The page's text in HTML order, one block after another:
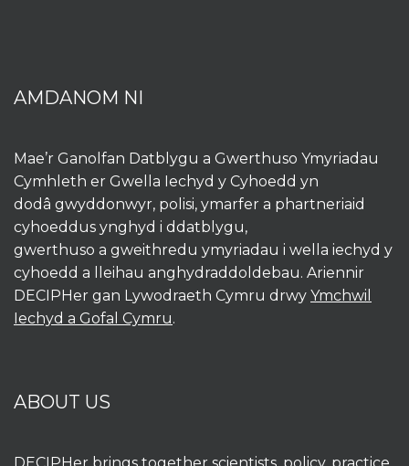
AMDANOM NI
Mae’r Ganolfan Datblygu a Gwerthuso Ymyriadau
Cymhleth er Gwella Iechyd y Cyhoedd yn
dodâ gwyddonwyr, polisi, ymarfer a phartneriaid
cyhoeddus ynghyd i ddatblygu,
gwerthuso a gweithredu ymyriadau i wella iechyd y
cyhoedd a lleihau anghydraddoldebau. Ariennir
DECIPHer gan Lywodraeth Cymru drwy Ymchwil
Iechyd a Gofal Cymru.
ABOUT US